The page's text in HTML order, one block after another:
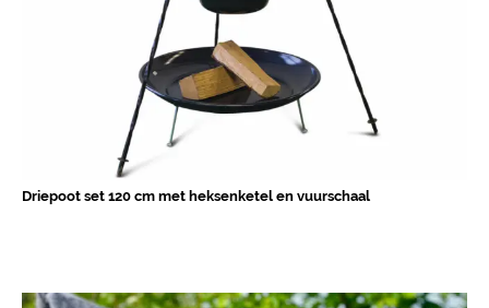
Driepoot set 120 cm met heksenketel en vuurschaal